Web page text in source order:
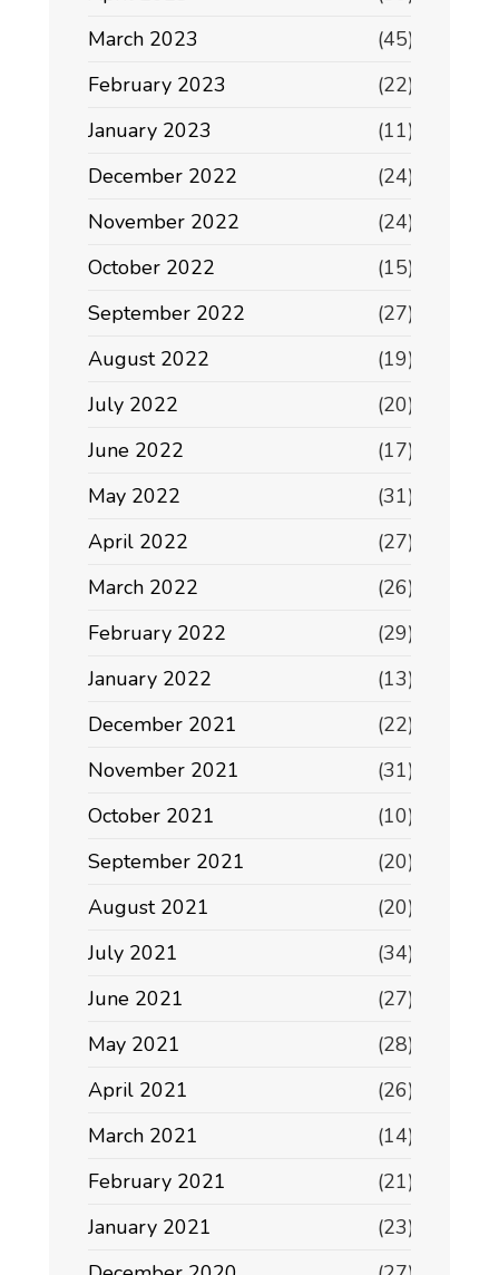
March 2023
(45)
February 2023
(22)
January 2023
(11)
December 2022
(24)
November 2022
(24)
October 2022
(15)
September 2022
(27)
August 2022
(19)
July 2022
(20)
June 2022
(17)
May 2022
(31)
April 2022
(27)
March 2022
(26)
February 2022
(29)
January 2022
(13)
December 2021
(22)
November 2021
(31)
October 2021
(10)
September 2021
(20)
August 2021
(20)
July 2021
(34)
June 2021
(27)
May 2021
(28)
April 2021
(26)
March 2021
(14)
February 2021
(21)
January 2021
(23)